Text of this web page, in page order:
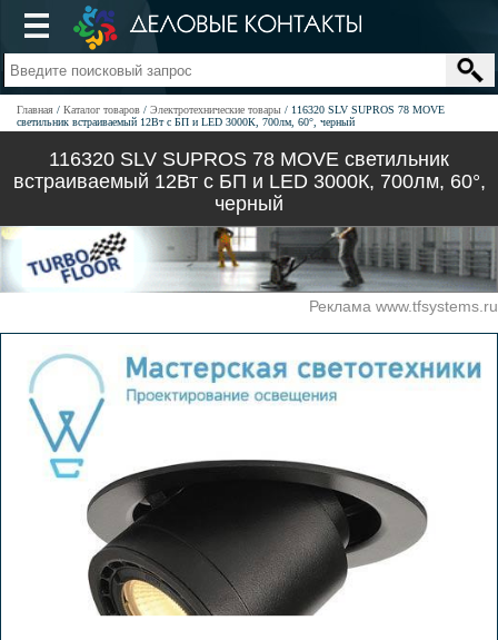
Главная Каталог товаров Электротехнические товары
116320 SLV SUPROS 78 MOVE
светильник встраиваемый 12Вт с БП и LED 3000К, 700лм, 60°, черный
116320 SLV SUPROS 78 MOVE светильник
встраиваемый 12Вт с БП и LED 3000К, 700лм, 60°,
черный
Реклама www.tfsystems.ru